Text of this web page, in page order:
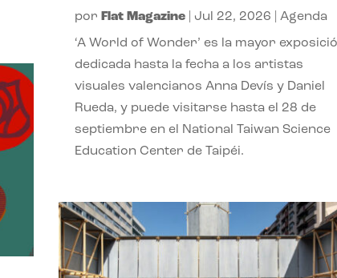
por Flat Magazine| Jul 22, 2026 Agenda
‘A World of Wonder’ es la mayor
dedicada hasta la fecha a los artistas
visuales valencianos Anna Devís y Daniel
Rueda, y puede visitarse hasta el 28 de
septiembre en el National Taiwan Science
Education Center de Taipéi.